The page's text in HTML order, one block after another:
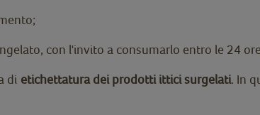
con l'invito a consumarlo entro le 24
di etichettatura dei prodotti ittici surgelati. In